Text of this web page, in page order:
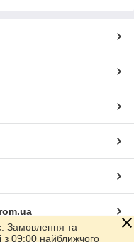
Замовлення та
з 09:00 найближчого